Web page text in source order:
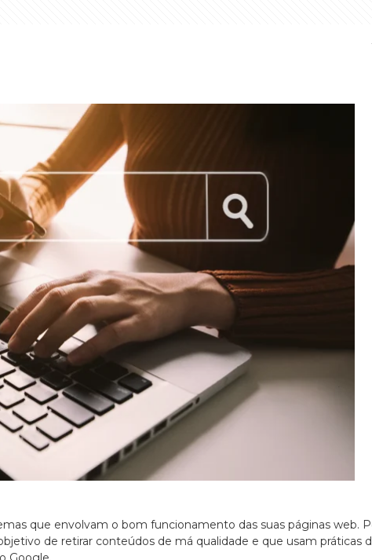
que envolvam o bom funcionamento das suas páginas web.
de retirar conteúdos de má qualidade e que usam práticas